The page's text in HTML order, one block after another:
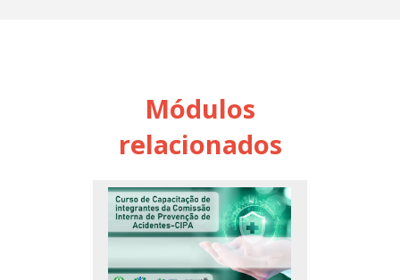
Módulos
relacionados